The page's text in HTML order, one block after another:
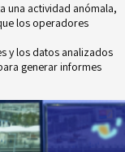
una actividad anómala,
los operadores
y los datos analizados
generar informes